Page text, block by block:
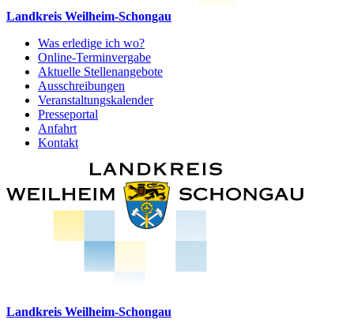
Landkreis Weilheim-Schongau
Was erledige ich wo?
Online-Terminvergabe
Aktuelle Stellenangebote
Ausschreibungen
Veranstaltungskalender
Presseportal
Anfahrt
Kontakt
Landkreis Weilheim-Schongau